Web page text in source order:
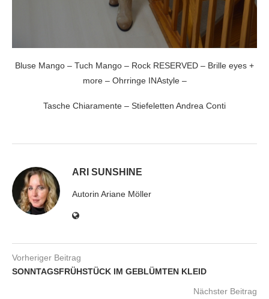
Bluse Mango – Tuch Mango – Rock RESERVED – Brille eyes +
more – Ohrringe INAstyle –
Tasche Chiaramente – Stiefeletten Andrea Conti
ARI SUNSHINE
Autorin Ariane Möller
Vorheriger Beitrag
SONNTAGSFRÜHSTÜCK IM GEBLÜMTEN KLEID
Nächster Beitrag